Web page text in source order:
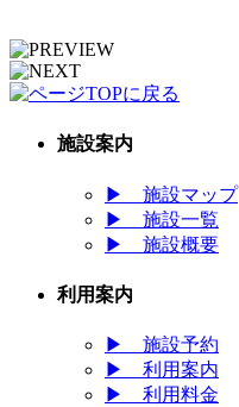
施設案内
▶ 施設マップ
▶ 施設一覧
▶ 施設概要
利用案内
▶ 施設予約
▶ 利用案内
▶ 利用料金